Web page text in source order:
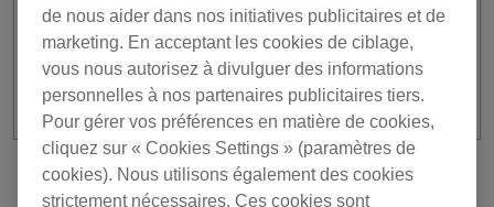
Merci de votre compréhension et de votre soutien.
Précédente
Retour à la liste
de nous aider dans nos initiatives publicitaires et de
marketing. En acceptant les cookies de ciblage,
vous nous autorisez à divulguer des informations
personnelles à nos partenaires publicitaires tiers.
Pour gérer vos préférences en matière de cookies,
cliquez sur « Cookies Settings » (paramètres de
cookies). Nous utilisons également des cookies
strictement nécessaires. Ces cookies sont